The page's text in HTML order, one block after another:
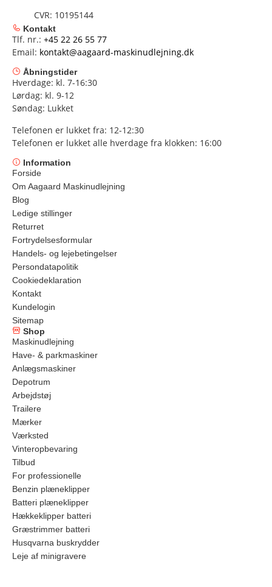
CVR: 10195144
Kontakt
Tlf. nr.: +45 22 26 55 77
Email: kontakt@aagaard-maskinudlejning.dk
Åbningstider
Hverdage: kl. 7-16:30
Lørdag: kl. 9-12
Søndag: Lukket
Telefonen er lukket fra: 12-12:30
Telefonen er lukket alle hverdage fra klokken: 16:00
Information
Forside
Om Aagaard Maskinudlejning
Blog
Ledige stillinger
Returret
Fortrydelsesformular
Handels- og lejebetingelser
Persondatapolitik
Cookiedeklaration
Kontakt
Kundelogin
Sitemap
Shop
Maskinudlejning
Have- & parkmaskiner
Anlægsmaskiner
Depotrum
Arbejdstøj
Trailere
Mærker
Værksted
Vinteropbevaring
Tilbud
For professionelle
Benzin plæneklipper
Batteri plæneklipper
Hækkeklipper batteri
Græstrimmer batteri
Husqvarna buskrydder
Leje af minigravere